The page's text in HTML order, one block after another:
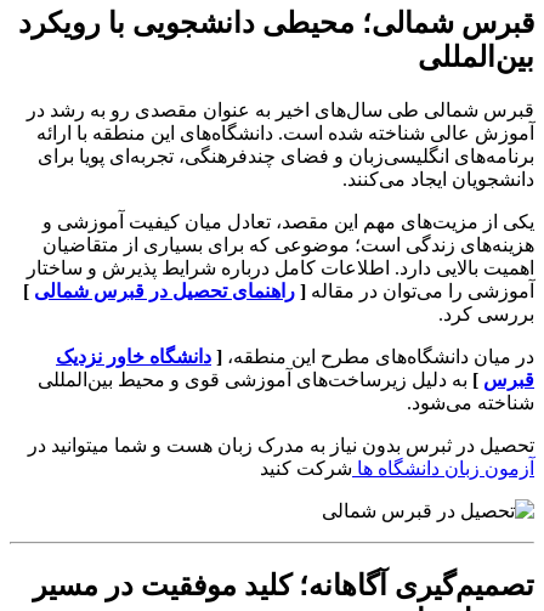
قبرس شمالی؛ محیطی دانشجویی با رویکرد
بین‌المللی
قبرس شمالی طی سال‌های اخیر به عنوان مقصدی رو به رشد در
آموزش عالی شناخته شده است. دانشگاه‌های این منطقه با ارائه
برنامه‌های انگلیسی‌زبان و فضای چندفرهنگی، تجربه‌ای پویا برای
دانشجویان ایجاد می‌کنند.
یکی از مزیت‌های مهم این مقصد، تعادل میان کیفیت آموزشی و
هزینه‌های زندگی است؛ موضوعی که برای بسیاری از متقاضیان
اهمیت بالایی دارد. اطلاعات کامل درباره شرایط پذیرش و ساختار
آموزشی را می‌توان در مقاله [ راهنمای تحصیل در قبرس شمالی ]
بررسی کرد.
در میان دانشگاه‌های مطرح این منطقه، [ دانشگاه خاور نزدیک
قبرس ] به دلیل زیرساخت‌های آموزشی قوی و محیط بین‌المللی
شناخته می‌شود.
تحصیل در ثبرس بدون نیاز به مدرک زبان هست و شما میتوانید در
آزمون زبان دانشگاه ها شرکت کنید
تصمیم‌گیری آگاهانه؛ کلید موفقیت در مسیر